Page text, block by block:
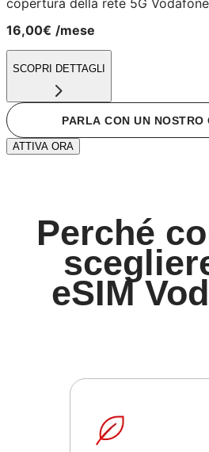
16,00€ /mese
SCOPRI DETTAGLI
PARLA CON UN NOSTRO
ATTIVA ORA
Perché
eSIM